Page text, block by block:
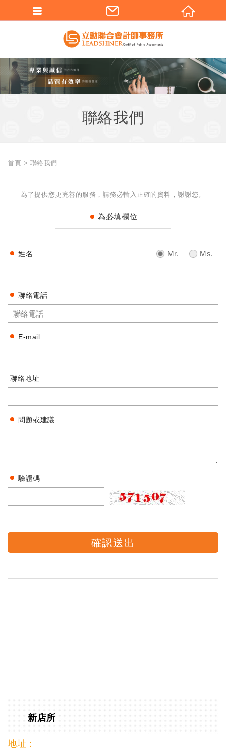
聯絡我們
首頁 聯絡我們
為了提供您更完善的服務，請務必輸入正確的資料，謝謝您。
為必填欄位
姓名 Mr. Ms.
聯絡電話
E-mail
聯絡地址
問題或建議
驗證碼
確認送出
新店所
地址：